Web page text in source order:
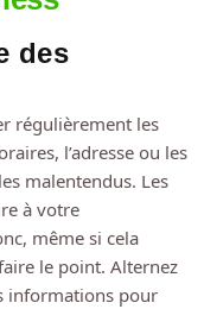
des
régulièrement les
l’adresse ou les
malentendus. Les
à votre
même si cela
le point. Alternez
informations pour